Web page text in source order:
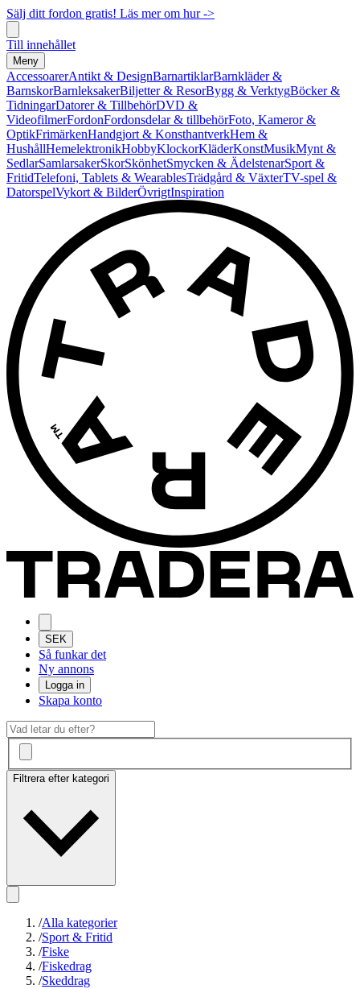
Sälj ditt fordon gratis! Läs mer om hur ->
Till innehållet
Meny
AccessoarerAntikt & DesignBarnartiklarBarnkläder &
BarnskorBarnleksakerBiljetter & ResorBygg & VerktygBöcker &
TidningarDatorer & TillbehörDVD &
VideofilmerFordonFordonsdelar & tillbehörFoto, Kameror &
OptikFrimärkenHandgjort & KonsthantverkHem &
HushållHemelektronikHobbyKlockorKläderKonstMusikMynt &
SedlarSamlarsakerSkorSkönhetSmycken & ÄdelstenarSport &
FritidTelefoni, Tablets & WearablesTrädgård & VäxterTV-spel &
DatorspelVykort & BilderÖvrigtInspiration
SEK
Så funkar det
Ny annons
Logga in
Skapa konto
Filtrera efter kategori
/Alla kategorier
/Sport & Fritid
/Fiske
/Fiskedrag
/Skeddrag